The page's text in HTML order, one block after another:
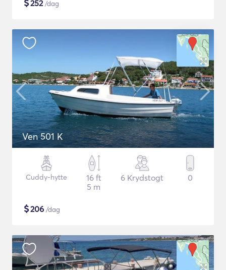
$252/dag
Ven 501 K
Cuddy-hytte
16 ft
5 m
6 Krydstogt 0
$206 /dag